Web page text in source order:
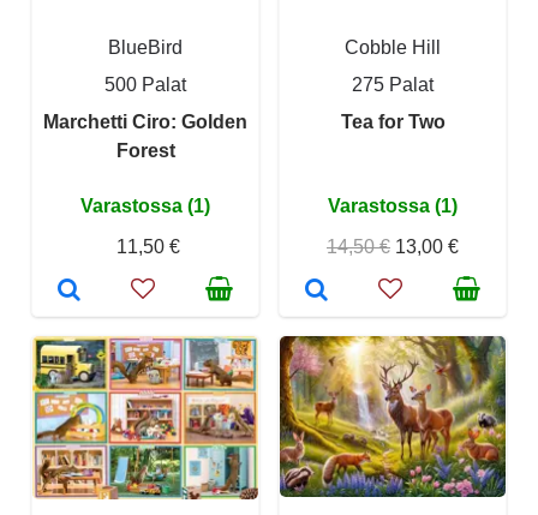
BlueBird
500 Palat
Marchetti Ciro: Golden
Forest
Varastossa (1)
11,50 €
Cobble Hill
275 Palat
Tea for Two
Varastossa (1)
14,50 € 13,00 €